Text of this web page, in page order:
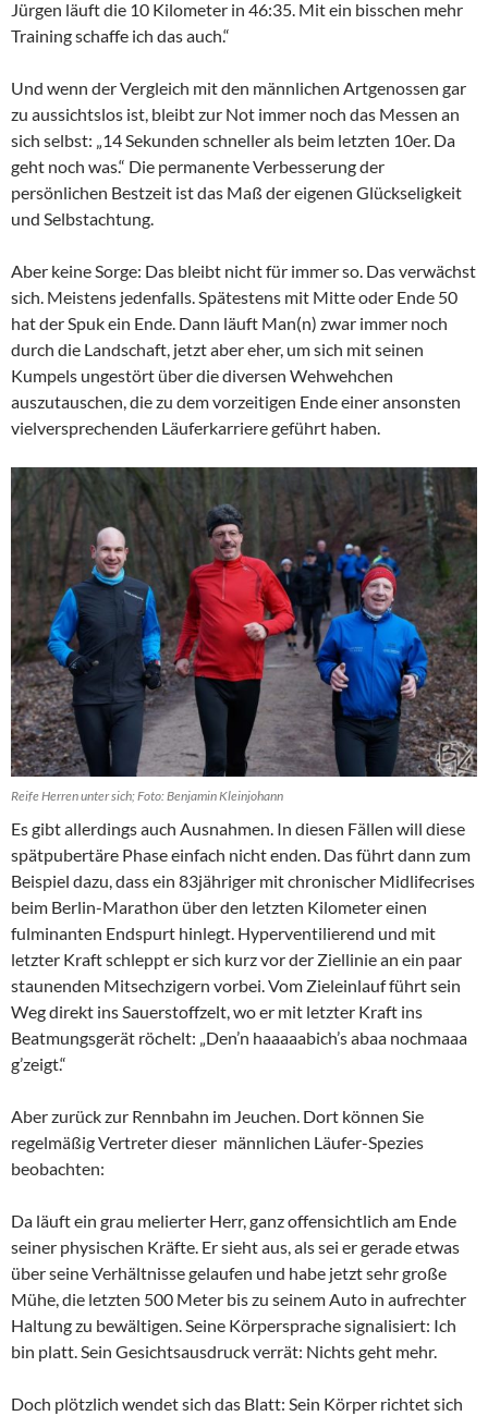
Jürgen läuft die 10 Kilometer in 46:35. Mit ein bisschen mehr
Training schaffe ich das auch.“
Und wenn der Vergleich mit den männlichen Artgenossen gar
zu aussichtslos ist, bleibt zur Not immer noch das Messen an
sich selbst: „14 Sekunden schneller als beim letzten 10er. Da
geht noch was.“ Die permanente Verbesserung der
persönlichen Bestzeit ist das Maß der eigenen Glückseligkeit
und Selbstachtung.
Aber keine Sorge: Das bleibt nicht für immer so. Das verwächst
sich. Meistens jedenfalls. Spätestens mit Mitte oder Ende 50
hat der Spuk ein Ende. Dann läuft Man(n) zwar immer noch
durch die Landschaft, jetzt aber eher, um sich mit seinen
Kumpels ungestört über die diversen Wehwehchen
auszutauschen, die zu dem vorzeitigen Ende einer ansonsten
vielversprechenden Läuferkarriere geführt haben.
Reife Herren unter sich; Foto: Benjamin Kleinjohann
Es gibt allerdings auch Ausnahmen. In diesen Fällen will diese
spätpubertäre Phase einfach nicht enden. Das führt dann zum
Beispiel dazu, dass ein 83jähriger mit chronischer Midlifecrises
beim Berlin-Marathon über den letzten Kilometer einen
fulminanten Endspurt hinlegt. Hyperventilierend und mit
letzter Kraft schleppt er sich kurz vor der Ziellinie an ein paar
staunenden Mitsechzigern vorbei. Vom Zieleinlauf führt sein
Weg direkt ins Sauerstoffzelt, wo er mit letzter Kraft ins
Beatmungsgerät röchelt: „Den’n haaaaabich’s abaa nochmaaa
g’zeigt.“
Aber zurück zur Rennbahn im Jeuchen. Dort können Sie
regelmäßig Vertreter dieser männlichen Läufer-Spezies
beobachten:
Da läuft ein grau melierter Herr, ganz offensichtlich am Ende
seiner physischen Kräfte. Er sieht aus, als sei er gerade etwas
über seine Verhältnisse gelaufen und habe jetzt sehr große
Mühe, die letzten 500 Meter bis zu seinem Auto in aufrechter
Haltung zu bewältigen. Seine Körpersprache signalisiert: Ich
bin platt. Sein Gesichtsausdruck verrät: Nichts geht mehr.
Doch plötzlich wendet sich das Blatt: Sein Körper richtet sich